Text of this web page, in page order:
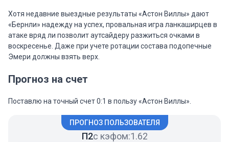
Хотя недавние выездные результаты «Астон Виллы» дают
«Бернли» надежду на успех, провальная игра ланкаширцев в
атаке вряд ли позволит аутсайдеру разжиться очками в
воскресенье. Даже при учете ротации состава подопечные
Эмери должны взять верх.
Прогноз на счет
Поставлю на точный счет 0:1 в пользу «Астон Виллы».
ПРОГНОЗ ПОЛЬЗОВАТЕЛЯ
П2с кэфом:1.62